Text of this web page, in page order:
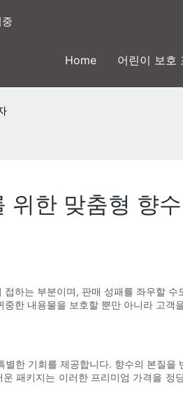
Home 어린이 보호
위한 맞춤형 향
하는 부분이며, 판매 성패를 좌우할
한 내용물을 보호할 뿐만 아니라 고
한 기회를 제공합니다. 향수의 본질
패키지는 이러한 프리미엄 가격을